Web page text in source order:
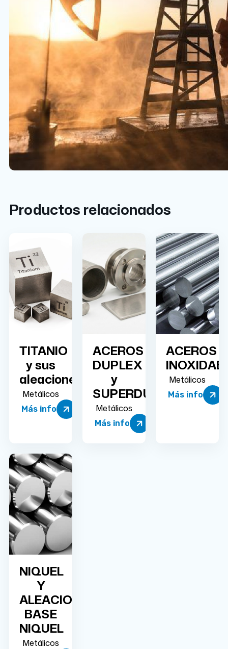
Productos relacionados
TITANIO
y sus
aleaciones
Metálicos
Más info
ACEROS
DUPLEX
y
SUPERDUPLEX
Metálicos
Más info
ACEROS
Metálicos
Más info
NIQUEL
Y
ALEACIONES
BASE
NIQUEL
Metálicos